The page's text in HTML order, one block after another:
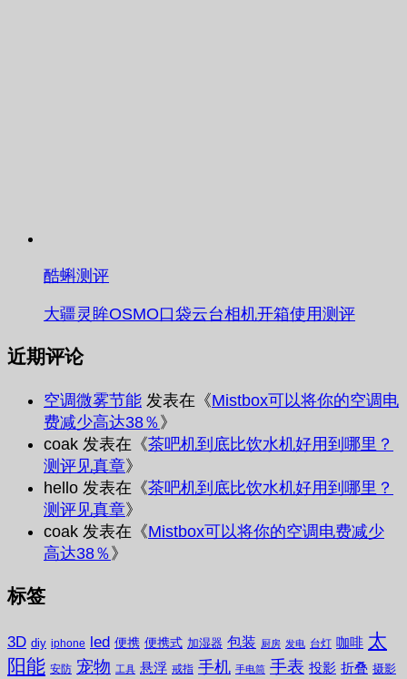
酷蝌测评
大疆灵眸OSMO口袋云台相机开箱使用测评
近期评论
空调微雾节能 发表在《Mistbox可以将你的空调电
费减少高达38％》
coak 发表在《茶吧机到底比饮水机好用到哪里？
测评见真章》
hello 发表在《茶吧机到底比饮水机好用到哪里？
测评见真章》
coak 发表在《Mistbox可以将你的空调电费减少
高达38％》
标签
3D diy iphone led 便携 便携式 加湿器 包装 厨房 发电 台灯 咖啡 太
阳能 安防 宠物 工具 悬浮 戒指 手机 手电筒 手表 投影 折叠 摄影